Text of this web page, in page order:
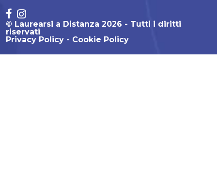
© Laurearsi a Distanza 2026 - Tutti i diritti
riservati
Privacy Policy
Cookie Policy